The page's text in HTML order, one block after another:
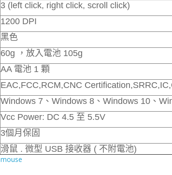
3 (left click, right click, scroll click)
1200 DPI
黑色
60g ，放入電池 105g
AA 電池 1 顆
EAC,FCC,RCM,CNC
Windows 7、Windows 8、Windows 10、
Vcc Power: DC 4.5 至 5.5V
3個月保固
滑鼠 . 微型 USB 接收器 ( 不附電池)
mouse